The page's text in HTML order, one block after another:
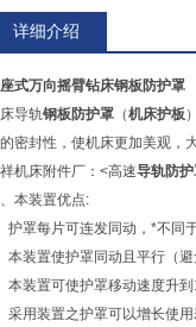
详细介绍
式万向摇臂钻床钢板防护罩
导轨钢板防护罩 （机床护板
密封性，使机床更加美观，
机床附件厂：<高速导轨防
本装置优点:
护罩每片可连发同动，*不同
本装置使护罩同动且平行（
本装置可使护罩移动速度升
采用装置之护罩可以增长使用